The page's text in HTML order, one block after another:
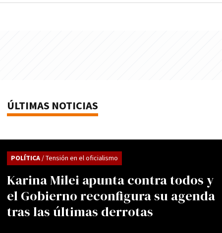
ÚLTIMAS NOTICIAS
Karina Milei apunta contra todos y
el Gobierno reconfigura su agenda
tras las últimas derrotas
POLÍTICA/ Tensión en el oficialismo